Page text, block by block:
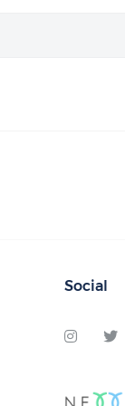
Social